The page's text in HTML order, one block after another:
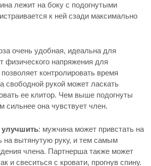
лежит на боку с подогнутыми
к ней сзади максимально
очень удобная, идеальна для
физического напряжения для
контролировать время
свободной рукой может ласкать
ее клитор. Чем выше подогнуты
сильнее она чувствует член.
улучшить: мужчина может привстать на
на вытянутую руку, и тем самым
члена. Партнерша также может
и свеситься с кровати, прогнув спину.